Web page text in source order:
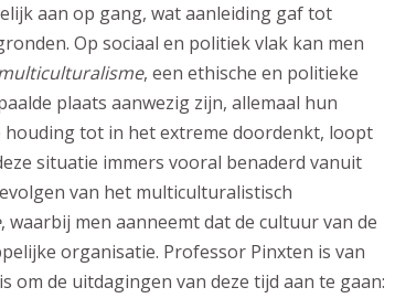
aan op gang, wat aanleiding gaf tot
Op sociaal en politiek vlak kan men
, een ethische en politieke
plaats aanwezig zijn, allemaal hun
houding tot in het extreme doordenkt, loopt
situatie immers vooral benaderd vanuit
van het multiculturalistisch
, waarbij men aanneemt dat de cultuur van de
organisatie. Professor Pinxten is van
de uitdagingen van deze tijd aan te gaan: